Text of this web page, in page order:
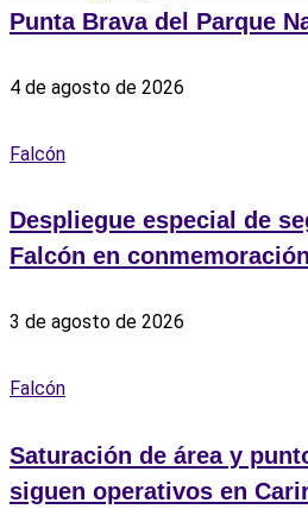
Punta Brava del Parque
4 de agosto de 2026
Falcón
Despliegue especial de
Falcón en
3 de agosto de 2026
Falcón
Saturación de área y
siguen operativos en